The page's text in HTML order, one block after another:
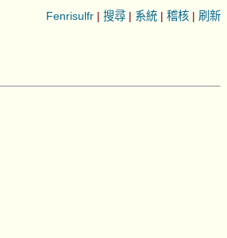
Fenrisulfr | 搜尋 | 系統 | 稽核 | 刷新